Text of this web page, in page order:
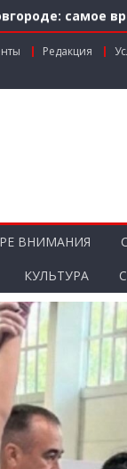
самое
льготе
конкурсе
Редакция
ВНИМАНИЯ
КУЛЬТУРА